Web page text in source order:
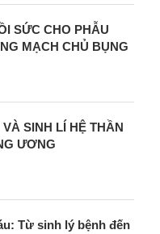
SỨC CHO PHẪU
MẠCH CHỦ BỤNG
SINH LÍ HỆ THẦN
ƯƠNG
Từ sinh lý bệnh đến